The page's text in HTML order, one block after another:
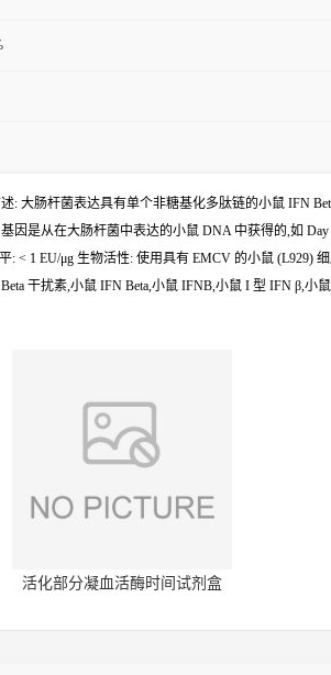
: 大肠杆菌表达具有单个非糖基化多肽链的小鼠 IFN
因是从在大肠杆菌中表达的小鼠 DNA 中获得的,如
: < 1 EU/μg 生物活性: 使用具有 EMCV 的小鼠
干扰素,小鼠 IFN Beta,小鼠 IFNB,小鼠 I 型 IFN β,
活化部分凝血活酶时间试剂盒